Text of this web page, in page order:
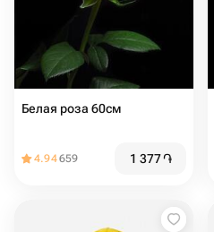
Белая роза 60см
4.94659 1 377֏